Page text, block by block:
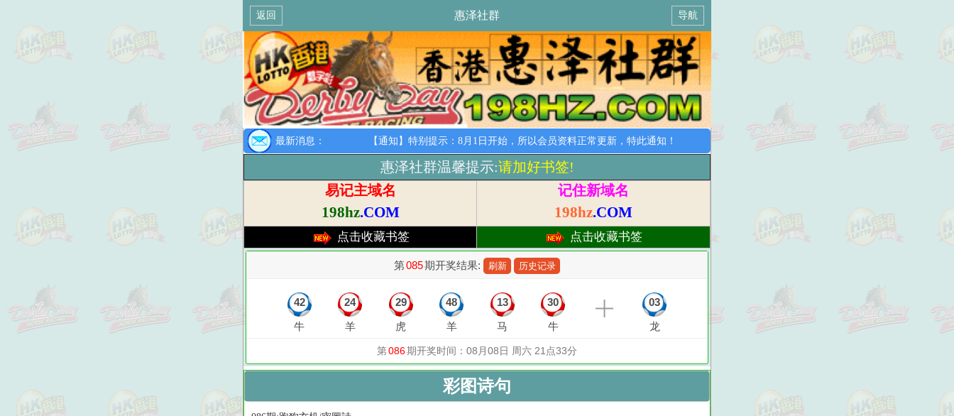
返回 惠泽社群 导航
最新消息： 【通知】特别提示：8月1日开始，所以会员资料正常更新，特此通知！
惠泽社群温馨提示:请加好书签!
易记主域名
198hz.COM
记住新域名
198hz.COM
点击收藏书签 点击收藏书签
彩图诗句